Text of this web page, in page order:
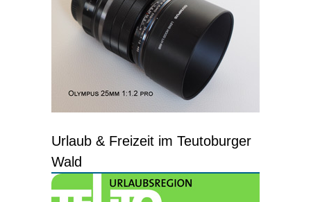
Urlaub & Freizeit im Teutoburger
Wald